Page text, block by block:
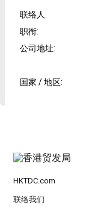
联络人:
职衔:
公司地址:
国家 / 地区:
HKTDC.com
联络我们